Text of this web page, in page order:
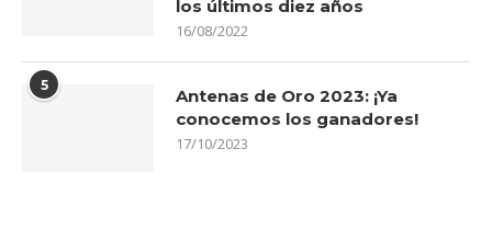
los últimos diez años
16/08/2022
5
Antenas de Oro 2023: ¡Ya
conocemos los ganadores!
17/10/2023